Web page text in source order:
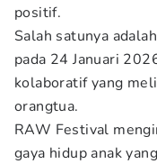
positif.
Salah satunya
pada 24 Januari
kolaboratif yang
orangtua.
RAW Festival
gaya hidup anak